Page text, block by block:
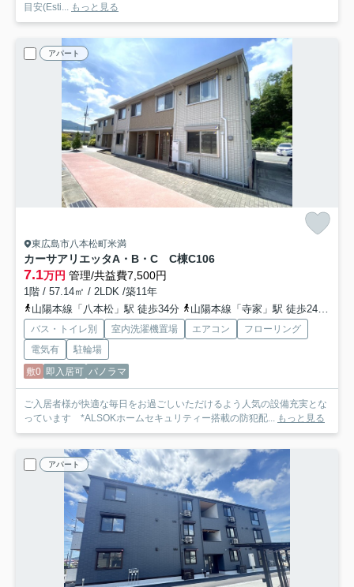
目安(Esti... もっと見る
アパート
東広島市八本松町米満
カーサアリエッタA・B・C C棟C106
7.1万円 管理/共益費7,500円
1階 / 57.14㎡ / 2LDK /築11年
山陽本線「八本松」駅 徒歩34分
山陽本線「寺家」駅 徒歩24分
バス・トイレ別 室内洗濯機置場 エアコン
フローリング
電気有
駐輪場
敷0 即入居可 パノラマ
ご入居者様が快適な毎日をお過ごしいただけるよう人気の設備充実とな
っています *ALSOKホームセキュリティー搭載の防犯配... もっと見る
アパート